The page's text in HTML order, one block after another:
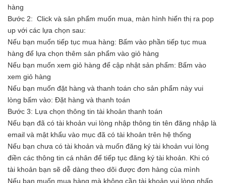
hàng
Bước 2: Click và sản phẩm muốn mua, màn hình hiển thị ra pop
up với các lựa chọn sau:
Nếu bạn muốn tiếp tục mua hàng: Bấm vào phần tiếp tục mua
hàng để lựa chọn thêm sản phẩm vào giỏ hàng
Nếu bạn muốn xem giỏ hàng để cập nhật sản phẩm: Bấm vào
xem giỏ hàng
Nếu bạn muốn đặt hàng và thanh toán cho sản phẩm này vui
lòng bấm vào: Đặt hàng và thanh toán
Bước 3: Lựa chọn thông tin tài khoản thanh toán
Nếu bạn đã có tài khoản vui lòng nhập thông tin tên đăng nhập là
email và mật khẩu vào mục đã có tài khoản trên hệ thống
Nếu bạn chưa có tài khoản và muốn đăng ký tài khoản vui lòng
điền các thông tin cá nhân để tiếp tục đăng ký tài khoản. Khi có
tài khoản bạn sẽ dễ dàng theo dõi được đơn hàng của mình
Nếu bạn muốn mua hàng mà không cần tài khoản vui lòng nhấp